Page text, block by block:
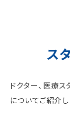
ス
ドクター、医療
についてご紹介し